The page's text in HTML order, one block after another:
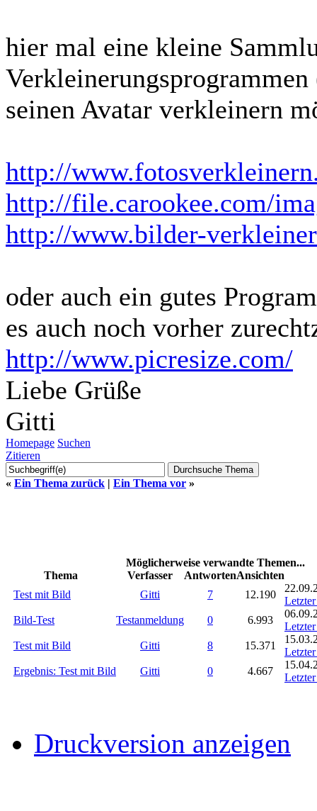
hier mal eine kleine
seinen Avatar verkleinern
http://
http://file.carookee.com/
http://www.bilder-
oder auch ein gutes
es auch noch vorher
http://www.picresize.com/
Liebe Grüße
Gitti
Homepage Suchen
Zitieren
« Ein Thema zurück | Ein Thema vor »
Möglicherweise verwandte Themen...
Thema
Verfasser AntwortenAnsichten
Test mit Bild
Gitti 7 12.190
Bild-Test
Testanmeldung 0 6.993
Test mit Bild
Gitti 8 15.371
Ergebnis: Test mit Bild
Gitti 0 4.667
Druckversion anzeigen